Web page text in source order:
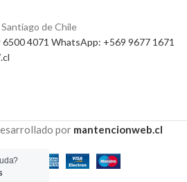
de Chile
4071 WhatsApp: +569 9677 1671
por mantencionweb.cl